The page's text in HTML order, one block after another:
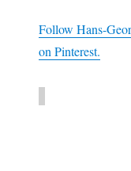
Follow Hans-
on Pinterest.